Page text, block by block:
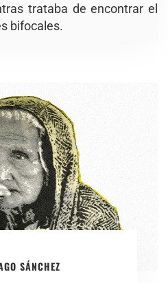
trataba de encontrar el
bifocales.
SÁNCHEZ